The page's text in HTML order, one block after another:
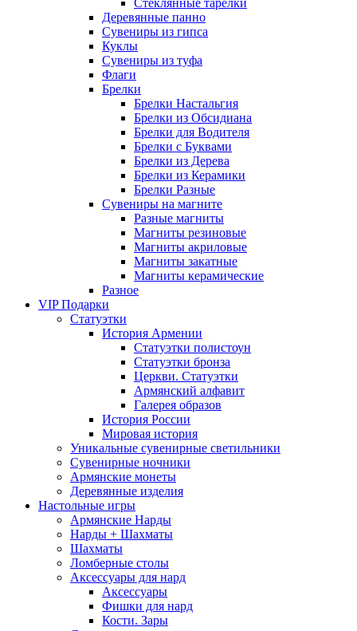
Стеклянные тарелки
Деревянные панно
Сувениры из гипса
Куклы
Сувениры из туфа
Флаги
Брелки
Брелки Настальгия
Брелки из Обсидиана
Брелки для Водителя
Брелки с Буквами
Брелки из Дерева
Брелки из Керамики
Брелки Разные
Сувениры на магните
Разные магниты
Магниты резиновые
Магниты акриловые
Магниты закатные
Магниты керамические
Разное
VIP Подарки
Статуэтки
История Армении
Статуэтки полистоун
Статуэтки бронза
Церкви. Статуэтки
Армянский алфавит
Галерея образов
История России
Мировая история
Уникальные сувенирные светильники
Сувенирные ночники
Армянские монеты
Деревянные изделия
Настольные игры
Армянские Нарды
Нарды + Шахматы
Шахматы
Ломберные столы
Аксессуары для нард
Аксессуары
Фишки для нард
Кости. Зары